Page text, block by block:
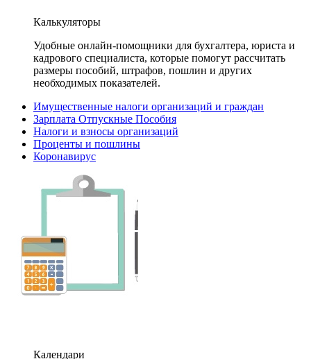
Калькуляторы
Удобные онлайн-помощники для бухгалтера, юриста и
кадрового специалиста, которые помогут рассчитать
размеры пособий, штрафов, пошлин и других
необходимых показателей.
Имущественные налоги организаций и граждан
Зарплата Отпускные Пособия
Налоги и взносы организаций
Проценты и пошлины
Коронавирус
Календари